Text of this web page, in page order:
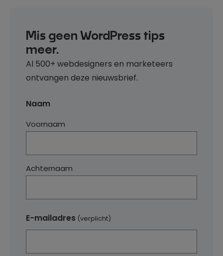
Mis geen WordPress tips
meer.
Al 500+ webdesigners en marketeers
ontvangen deze nieuwsbrief.
Naam
Voornaam
Achternaam
E-mailadres (verplicht)